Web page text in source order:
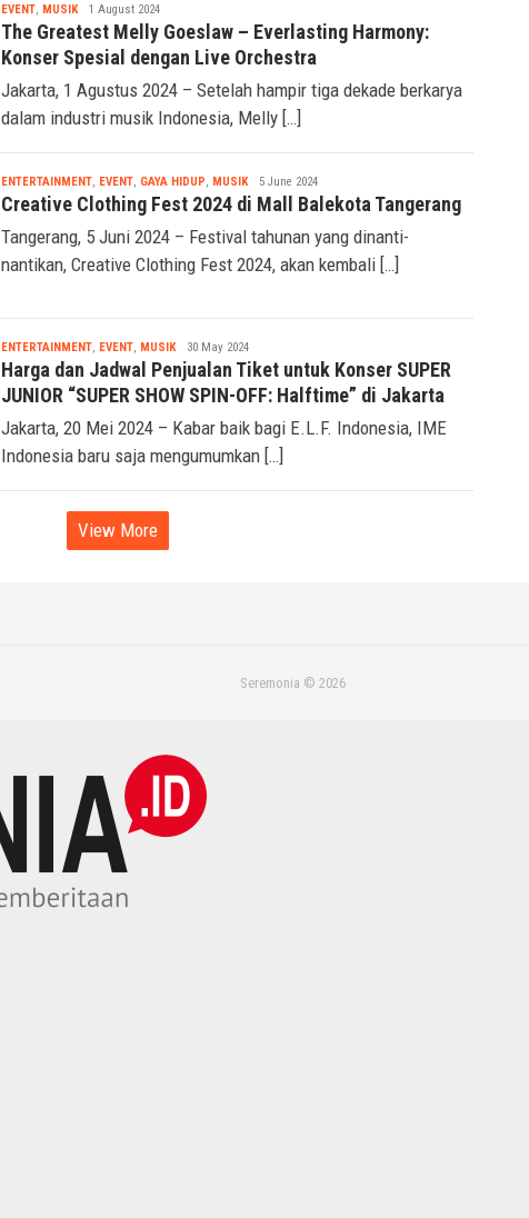
EVENT, MUSIKTsaqif
Ridwan
1 August 2024
The Greatest Melly Goeslaw – Everlasting Harmony:
Konser Spesial dengan Live Orchestra
Jakarta, 1 Agustus 2024 – Setelah hampir tiga dekade berkarya
dalam industri musik Indonesia, Melly […]
ENTERTAINMENT, EVENT, GAYA HIDUP, MUSIKTsaqif
Ridwan
5 June 2024
Creative Clothing Fest 2024 di Mall Balekota Tangerang
Tangerang, 5 Juni 2024 – Festival tahunan yang dinanti-
nantikan, Creative Clothing Fest 2024, akan kembali […]
ENTERTAINMENT, EVENT, MUSIKTsaqif
Ridwan
30 May 2024
Harga dan Jadwal Penjualan Tiket untuk Konser SUPER
JUNIOR “SUPER SHOW SPIN-OFF: Halftime” di Jakarta
Jakarta, 20 Mei 2024 – Kabar baik bagi E.L.F. Indonesia, IME
Indonesia baru saja mengumumkan […]
View More
Seremonia © 2026